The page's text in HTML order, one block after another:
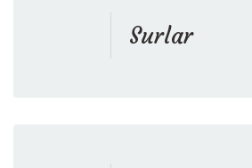
Surlar